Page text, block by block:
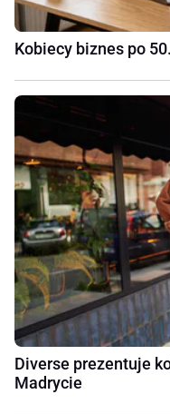
Kobiecy biznes po
Diverse prezentuje
Madrycie